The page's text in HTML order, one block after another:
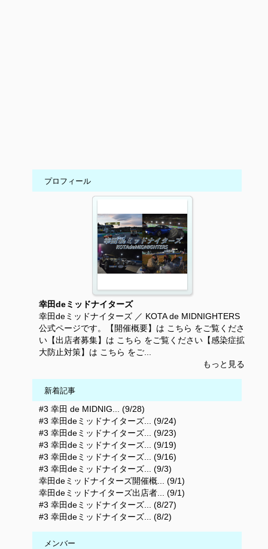
プロフィール
幸田deミッドナイターズ
幸田deミッドナイターズ ／ KOTA de MIDNIGHTERS
公式ページです。【開催概要】は こちら をご覧くださ
い【出店者募集】は こちら をご覧ください【感染症拡
大防止対策】は こちら をご...
もっと見る
新着記事
#3 幸田 de MIDNIG... (9/28)
#3 幸田deミッドナイターズ... (9/24)
#3 幸田deミッドナイターズ... (9/23)
#3 幸田deミッドナイターズ... (9/19)
#3 幸田deミッドナイターズ... (9/16)
#3 幸田deミッドナイターズ... (9/3)
幸田deミッドナイターズ開催概... (9/1)
幸田deミッドナイターズ出店者... (9/1)
#3 幸田deミッドナイターズ... (8/27)
#3 幸田deミッドナイターズ... (8/2)
メンバー